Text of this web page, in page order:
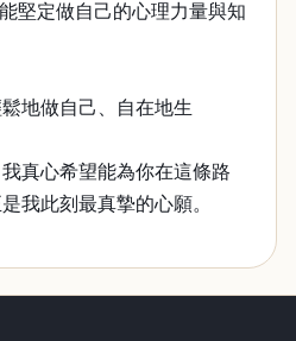
堅定做自己的心理力量與知
地做自己、自在地生
真心希望能為你在這條路
我此刻最真摯的心願。